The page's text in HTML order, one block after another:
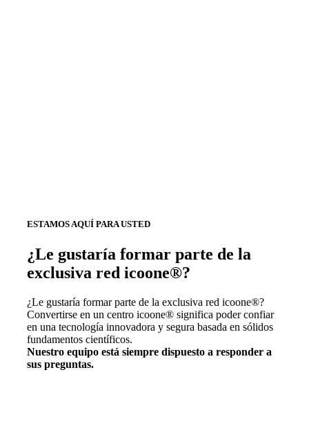
ESTAMOS AQUÍ PARA USTED
¿Le gustaría formar parte de la
exclusiva red icoone®?
¿Le gustaría formar parte de la exclusiva red icoone®?
Convertirse en un centro icoone® significa poder confiar
en una tecnología innovadora y segura basada en sólidos
fundamentos científicos.
Nuestro equipo está siempre dispuesto a responder a
sus preguntas.